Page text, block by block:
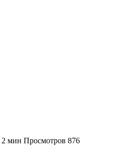
2 мин Просмотров 876